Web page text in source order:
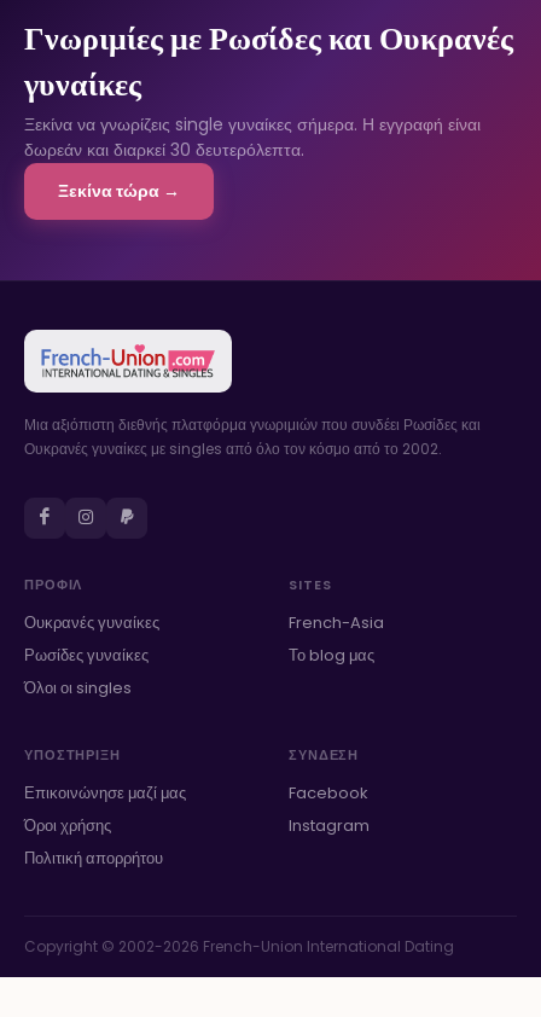
Γνωριμίες με Ρωσίδες και Ουκρανές
γυναίκες
Ξεκίνα να γνωρίζεις single γυναίκες σήμερα. Η εγγραφή είναι
δωρεάν και διαρκεί 30 δευτερόλεπτα.
Ξεκίνα τώρα →
Μια αξιόπιστη διεθνής πλατφόρμα γνωριμιών που συνδέει Ρωσίδες και
Ουκρανές γυναίκες με singles από όλο τον κόσμο από το 2002.
ΠΡΟΦΊΛ
Ουκρανές γυναίκες
Ρωσίδες γυναίκες
Όλοι οι singles
SITES
French-Asia
Το blog μας
ΥΠΟΣΤΉΡΙΞΗ
Επικοινώνησε μαζί μας
Όροι χρήσης
Πολιτική απορρήτου
ΣΎΝΔΕΣΗ
Facebook
Instagram
Copyright © 2002-2026 French-Union International Dating